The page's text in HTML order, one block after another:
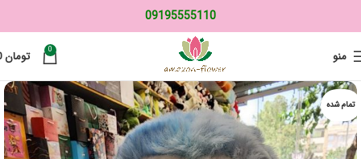
09195555110
منو 0 تومان0
تمام شده